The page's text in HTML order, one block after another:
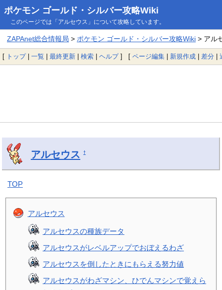
ポケモン ゴールド・シルバー攻略Wiki
このページでは「アルセウス」について攻略しています。
ZAPAnet総合情報局 > ポケモン ゴールド・シルバー攻略Wiki> アル
[ トップ| 一覧 | 最終更新 | 検索 | ヘルプ] [ ページ編集 | 新規作成 | 差分 |
アルセウス †
TOP
アルセウス
アルセウスの種族データ
アルセウスがレベルアップでおぼえるわざ
アルセウスを倒したときにもらえる努力値
アルセウスがわざマシン、ひでんマシンで覚えら